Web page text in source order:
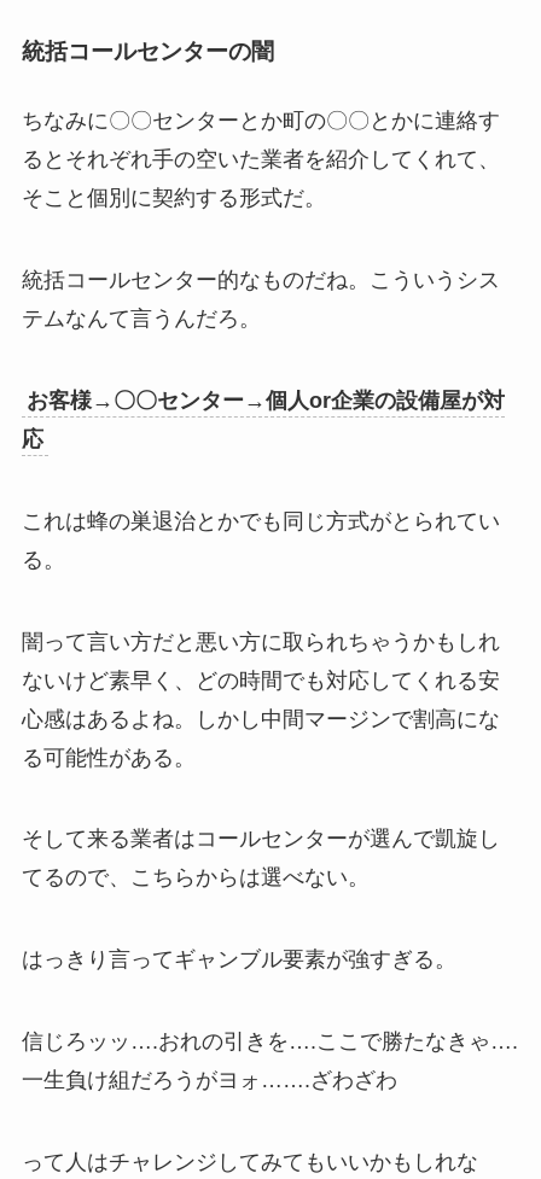
統括コールセンターの闇
ちなみに〇〇センターとか町の〇〇とかに連絡す
るとそれぞれ手の空いた業者を紹介してくれて、
そこと個別に契約する形式だ。
統括コールセンター的なものだね。こういうシス
テムなんて言うんだろ。
お客様→〇〇センター→個人or企業の設備屋が対
応
これは蜂の巣退治とかでも同じ方式がとられてい
る。
闇って言い方だと悪い方に取られちゃうかもしれ
ないけど素早く、どの時間でも対応してくれる安
心感はあるよね。しかし中間マージンで割高にな
る可能性がある。
そして来る業者はコールセンターが選んで凱旋し
てるので、こちらからは選べない。
はっきり言ってギャンブル要素が強すぎる。
信じろッッ….おれの引きを….ここで勝たなきゃ….
一生負け組だろうがヨォ…….ざわざわ
って人はチャレンジしてみてもいいかもしれな